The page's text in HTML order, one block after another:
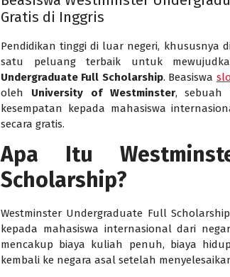
Gratis di Inggris
Pendidikan tinggi di luar negeri, khususnya
satu peluang terbaik untuk
Undergraduate Full Scholarship. Beasiswa
oleh University of Westminster, sebuah
kesempatan kepada mahasiswa
secara gratis.
Apa Itu
Scholarship?
Westminster Undergraduate Full
kepada mahasiswa internasional dari
mencakup biaya kuliah penuh, biaya
kembali ke negara asal setelah